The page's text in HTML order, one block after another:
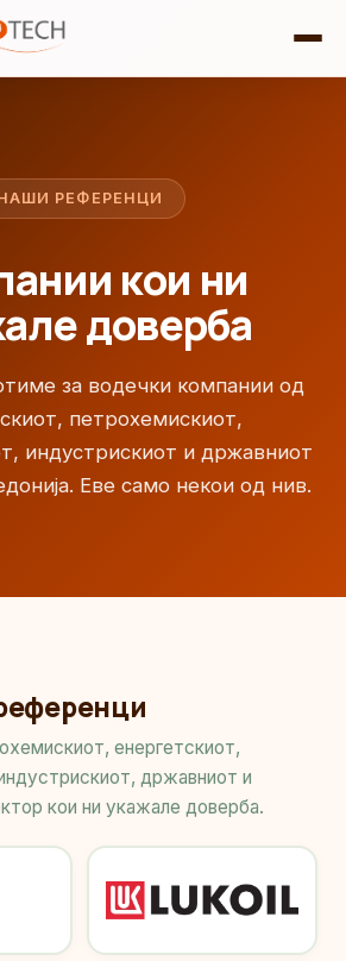
РЕФЕРЕНЦИ
кои ни
доверба
за водечки компании од
петрохемискиот,
индустрискиот и државниот
Еве само некои од нив.
енергетскиот,
државниот и
кои ни укажале доверба.